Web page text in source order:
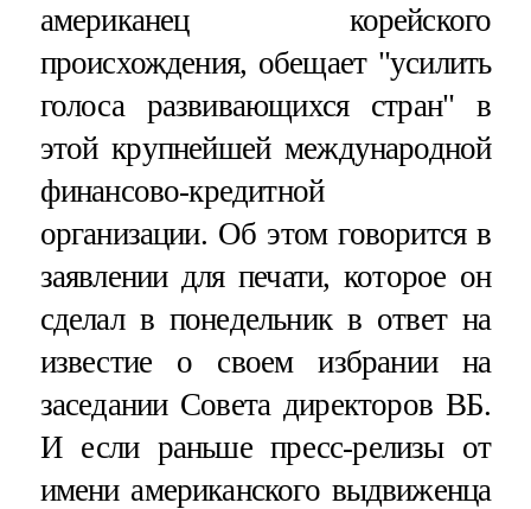
американец корейского
происхождения, обещает "усилить
голоса развивающихся стран" в
этой крупнейшей международной
финансово-кредитной
организации. Об этом говорится в
заявлении для печати, которое он
сделал в понедельник в ответ на
известие о своем избрании на
заседании Совета директоров ВБ.
И если раньше пресс-релизы от
имени американского выдвиженца